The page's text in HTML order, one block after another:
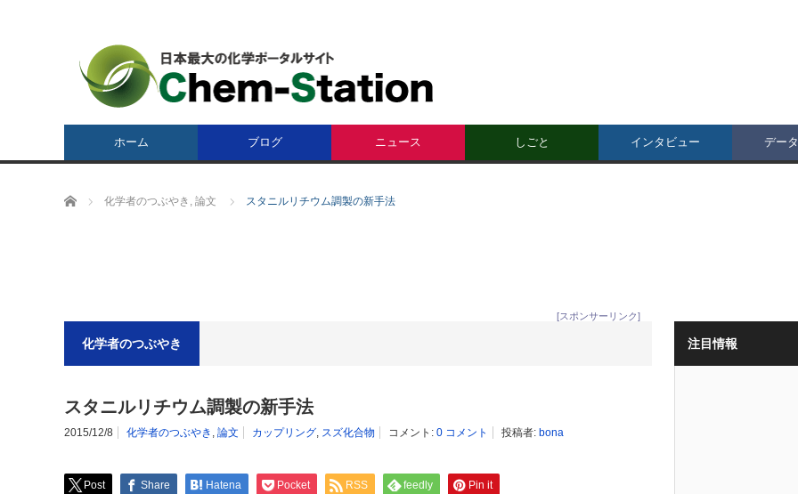
ホーム ブログ ニュース しごと インタビュー デー
ホーム 化学者のつぶやき , 論文 スタニルリチウム調製の新手法
[スポンサーリンク]
化学者のつぶやき
スタニルリチウム調製の新手法
2015/12/8 化学者のつぶやき , 論文 カップリング, スズ化合物 コメント: 0 コメント 投稿者: bona
Post Share Hatena Pocket RSS feedly Pin it
注目情報